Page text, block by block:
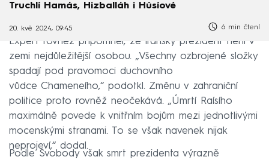
Truchlí Hamás, Hizballáh i Húsíové
20. kvě 2024, 09:45 6 min čtení
Expert rovněž připomněl, že íránský prezident není v
zemi nejdůležitější osobou. „Všechny ozbrojené složky
spadají pod pravomoci duchovního
vůdce Chameneího,“ podotkl. Změnu v zahraniční
politice proto rovněž neočekává. „Úmrtí Raísího
maximálně povede k vnitřním bojům mezi jednotlivými
mocenskými stranami. To se však navenek nijak
neprojeví,“ dodal.
Podle Svobody však smrt prezidenta výrazně